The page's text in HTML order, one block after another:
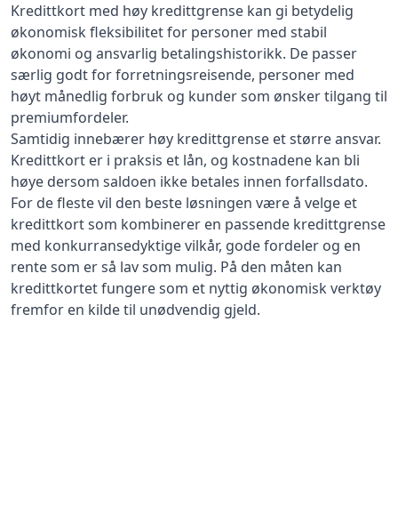
Kredittkort med høy kredittgrense kan gi betydelig
økonomisk fleksibilitet for personer med stabil
økonomi og ansvarlig betalingshistorikk. De passer
særlig godt for forretningsreisende, personer med
høyt månedlig forbruk og kunder som ønsker tilgang til
premiumfordeler.
Samtidig innebærer høy kredittgrense et større ansvar.
Kredittkort er i praksis et lån, og kostnadene kan bli
høye dersom saldoen ikke betales innen forfallsdato.
For de fleste vil den beste løsningen være å velge et
kredittkort som kombinerer en passende kredittgrense
med konkurransedyktige vilkår, gode fordeler og en
rente som er så lav som mulig. På den måten kan
kredittkortet fungere som et nyttig økonomisk verktøy
fremfor en kilde til unødvendig gjeld.